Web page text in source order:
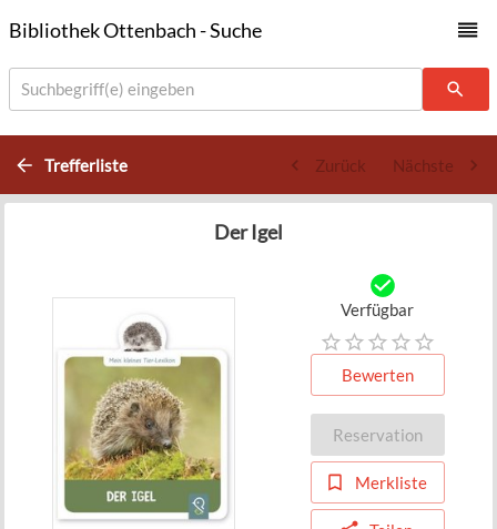
Bibliothek Ottenbach - Suche
Suchbegriff(e) eingeben
Trefferliste Zurück Nächste
Der Igel
Verfügbar
Bewerten
Reservation
Merkliste